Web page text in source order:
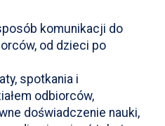
komunikacji do
od dzieci po
spotkania i
odbiorców,
doświadczenie nauki,